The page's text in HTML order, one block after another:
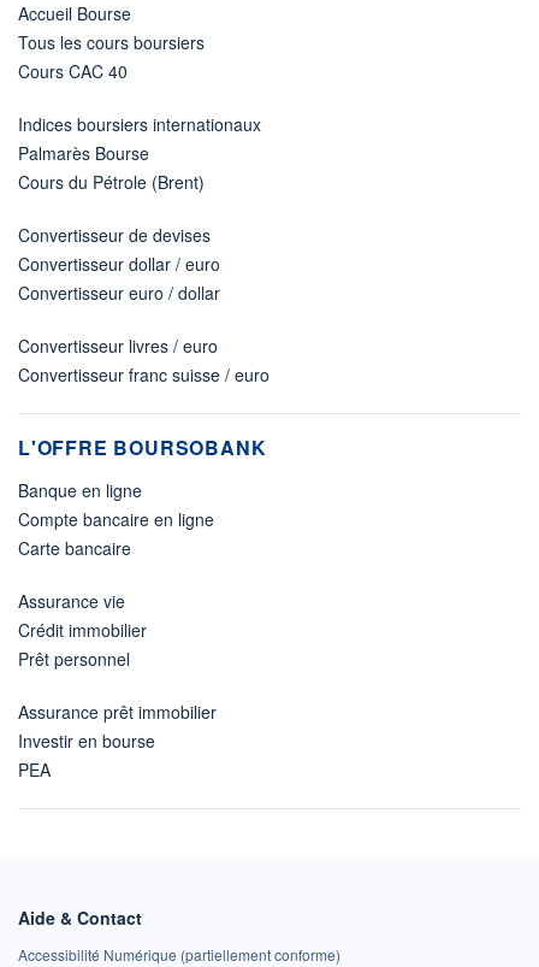
Accueil Bourse
Tous les cours boursiers
Cours CAC 40
Indices boursiers internationaux
Palmarès Bourse
Cours du Pétrole (Brent)
Convertisseur de devises
Convertisseur dollar / euro
Convertisseur euro / dollar
Convertisseur livres / euro
Convertisseur franc suisse / euro
L'OFFRE BOURSOBANK
Banque en ligne
Compte bancaire en ligne
Carte bancaire
Assurance vie
Crédit immobilier
Prêt personnel
Assurance prêt immobilier
Investir en bourse
PEA
Aide & Contact
Accessibilité Numérique (partiellement conforme)